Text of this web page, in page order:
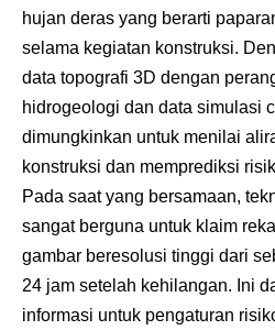
hujan deras yang berarti
selama kegiatan konstruksi.
data topografi 3D dengan
hidrogeologi dan data simulasi
dimungkinkan untuk menilai
konstruksi dan memprediksi
Pada saat yang bersamaan,
sangat berguna untuk klaim
gambar beresolusi tinggi dari
24 jam setelah kehilangan. Ini
informasi untuk pengaturan